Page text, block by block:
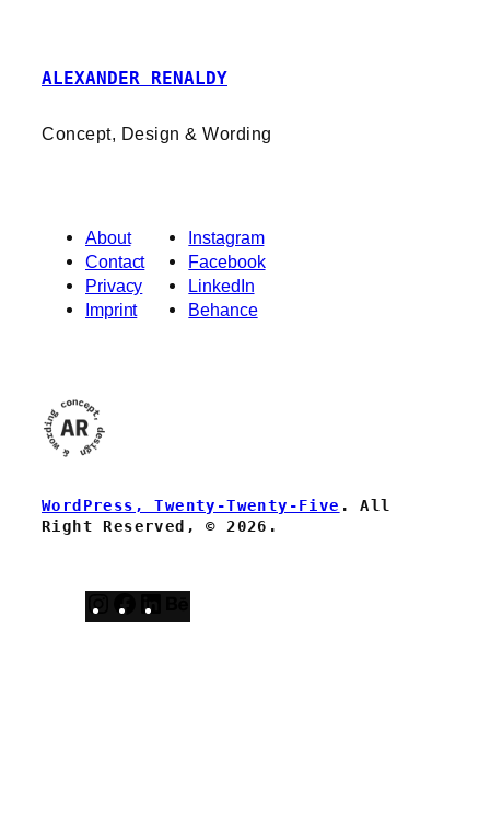
ALEXANDER RENALDY
Concept, Design & Wording
About
Contact
Privacy
Imprint
Instagram
Facebook
LinkedIn
Behance
WordPress, Twenty-Twenty-Five . All
Right Reserved, © 2026.